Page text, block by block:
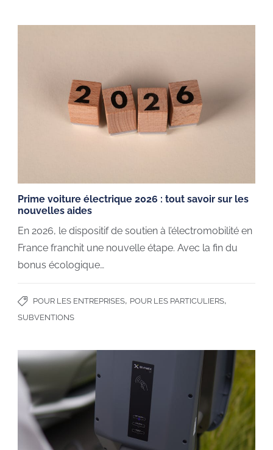
Prime voiture électrique 2026 : tout savoir sur les
nouvelles aides
En 2026, le dispositif de soutien à l’électromobilité en
France franchit une nouvelle étape. Avec la fin du
bonus écologique…
POUR LES ENTREPRISES, POUR LES PARTICULIERS,
SUBVENTIONS